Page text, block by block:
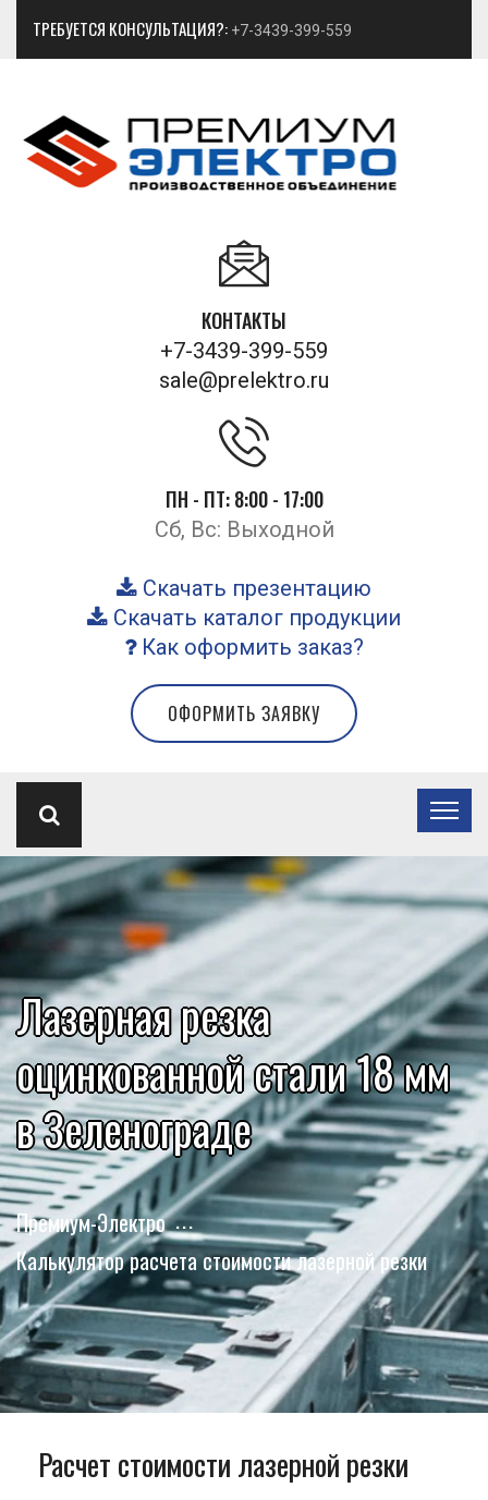
ТРЕБУЕТСЯ КОНСУЛЬТАЦИЯ?: +7-3439-399-559
КОНТАКТЫ
+7-3439-399-559
sale@prelektro.ru
ПН - ПТ: 8:00 - 17:00
Сб, Вс: Выходной
Скачать презентацию
Скачать каталог продукции
Как оформить заказ?
ОФОРМИТЬ ЗАЯВКУ
Лазерная резка
оцинкованной стали 18 мм
в Зеленограде
Премиум-Электро
Калькулятор расчета стоимости лазерной резки
Расчет стоимости лазерной резки